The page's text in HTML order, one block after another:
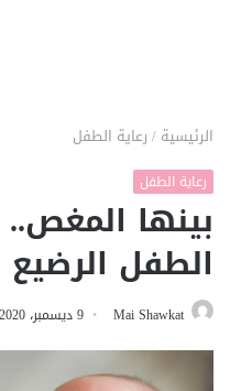
الرئيسية / رعاية الطفل
رعاية الطفل
بينها
الطفل الرضيع
Mai Shawkat 9 ديسمبر، 2020